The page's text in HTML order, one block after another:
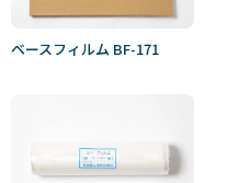
ベースフィルム BF-171